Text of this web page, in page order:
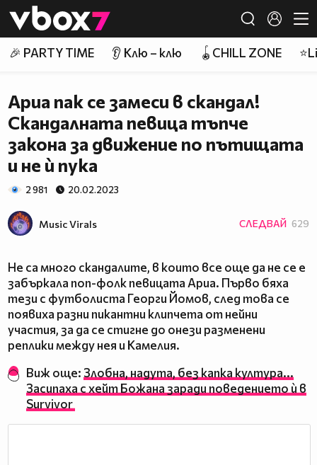
👾
🎉 PARTY TIME 👂 Клю – клю 🪀CHILL ZONE
Ариа пак се замеси в скандал!
Скандалната певица тъпче
закона за движение по пътищата
и не ѝ пука
2 981 20.02.2023
Music Virals СЛЕДВАЙ 629
Не са много скандалите, в които все още да не се е
забъркала поп-фолк певицата Ариа. Първо бяха
тези с футболиста Георги Йомов, след това се
появиха разни пикантни клипчета от нейни
участия, за да се стигне до онези разменени
реплики между нея и Камелия.
Виж още: Злобна, надута, без капка култура...
Засипаха с хейт Божана заради поведението ѝ в
Survivor